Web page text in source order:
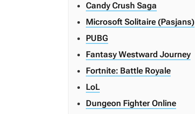
Candy Crush Saga
Microsoft Solitaire (Pasjans)
PUBG
Fantasy Westward Journey
Fortnite: Battle Royale
LoL
Dungeon Fighter Online